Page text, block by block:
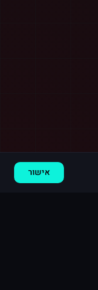
קנדה·800 עוקבים
אישור